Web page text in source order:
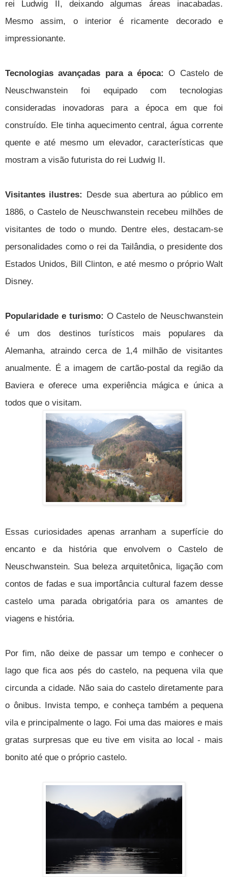
rei Ludwig II, deixando algumas áreas inacabadas.
Mesmo assim, o interior é ricamente decorado e
impressionante.
Tecnologias avançadas para a época: O Castelo de
Neuschwanstein foi equipado com tecnologias
consideradas inovadoras para a época em que foi
construído. Ele tinha aquecimento central, água corrente
quente e até mesmo um elevador, características que
mostram a visão futurista do rei Ludwig II.
Visitantes ilustres: Desde sua abertura ao público em
1886, o Castelo de Neuschwanstein recebeu milhões de
visitantes de todo o mundo. Dentre eles, destacam-se
personalidades como o rei da Tailândia, o presidente dos
Estados Unidos, Bill Clinton, e até mesmo o próprio Walt
Disney.
Popularidade e turismo: O Castelo de Neuschwanstein
é um dos destinos turísticos mais populares da
Alemanha, atraindo cerca de 1,4 milhão de visitantes
anualmente. É a imagem de cartão-postal da região da
Baviera e oferece uma experiência mágica e única a
todos que o visitam.
Essas curiosidades apenas arranham a superfície do
encanto e da história que envolvem o Castelo de
Neuschwanstein. Sua beleza arquitetônica, ligação com
contos de fadas e sua importância cultural fazem desse
castelo uma parada obrigatória para os amantes de
viagens e história.
Por fim, não deixe de passar um tempo e conhecer o
lago que fica aos pés do castelo, na pequena vila que
circunda a cidade. Não saia do castelo diretamente para
o ônibus. Invista tempo, e conheça também a pequena
vila e principalmente o lago. Foi uma das maiores e mais
gratas surpresas que eu tive em visita ao local - mais
bonito até que o próprio castelo.